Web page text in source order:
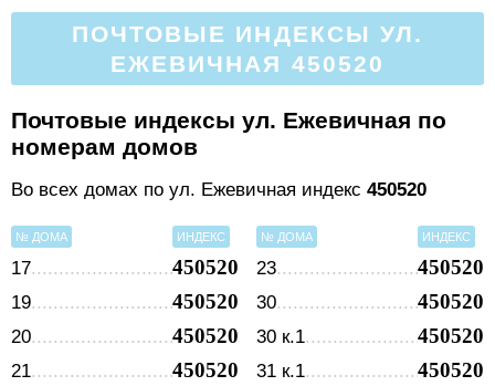
ПОЧТОВЫЕ ИНДЕКСЫ УЛ.
ЕЖЕВИЧНАЯ 450520
Почтовые индексы ул. Ежевичная по
номерам домов
Во всех домах по ул. Ежевичная индекс 450520
№ ДОМА ИНДЕКС
17 450520
19 450520
20 450520
21 450520
№ ДОМА ИНДЕКС
23 450520
30 450520
30 к.1 450520
31 к.1 450520